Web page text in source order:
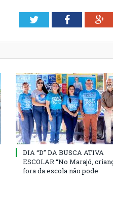
TwitterFacebook
DIA “D” DA BUSCA ATIVA
ESCOLAR “No Marajó,
fora da escola não pode